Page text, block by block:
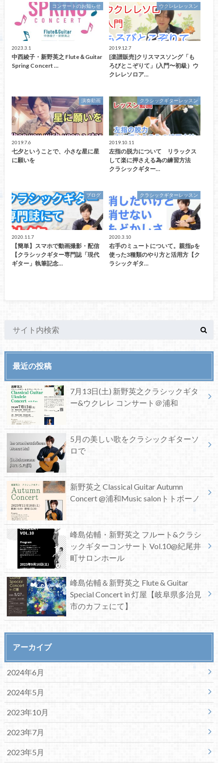
コンサートのお知らせ
2023.3.1
中西綾子・新野英之 Flute＆Guitar
Spring Concert …
ウクレレレッスン
2019.12.7
[楽譜販売]クリスマスソング「も
ろびとこぞりて」(入門〜初級）ウ
クレレソロア…
演奏動画
2019.7.6
七夕ということで、小さな星に星
に願いを
クラシックギターレッスン
2019.10.11
左指の脱力について リラックス
して楽に押さえる為の練習方法
クラシックギター…
ブログ
2020.11.7
【簡単】スマホで動画撮影・配信
【クラシックギター専門誌「現代
ギター」執筆記念…
クラシックギターレッスン
2020.3.10
右手のミュートについて。親指pを
使った3種類のやり方と活用方【ク
ラシックギタ…
最近の投稿
7月13日(土) 新野英之クラシックギタ
ー&ウクレレ コンサート＠浦和
5月の美しい歌をクラシックギターソ
ロで
新野英之 Classical Guitar Autumn
Concert @浦和Music salonトトボーノ
峰島佑輔・新野英之 フルート&クラシ
ックギターコンサート Vol.10@紀尾井
町サロンホール
峰島佑輔＆新野英之 Flute & Guitar
Special Concert in 灯屋【岐阜県多治見
市のカフェにて】
アーカイブ
2024年6月
2024年5月
2023年10月
2023年7月
2023年5月